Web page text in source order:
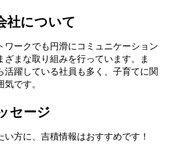
社について
ワークでも円滑にコミュニケーション
ざまな取り組みを行っています。ま
活躍している社員も多く、子育てに関
です。
セージ
方に、吉積情報はおすすめです！